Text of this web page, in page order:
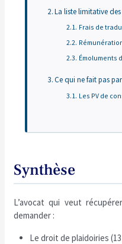
La liste limitative
Frais de
Émoluments
Ce qui ne fait pas
Les PV de
Synthèse
L’avocat qui veut
demander :
Le droit de plaidoiries